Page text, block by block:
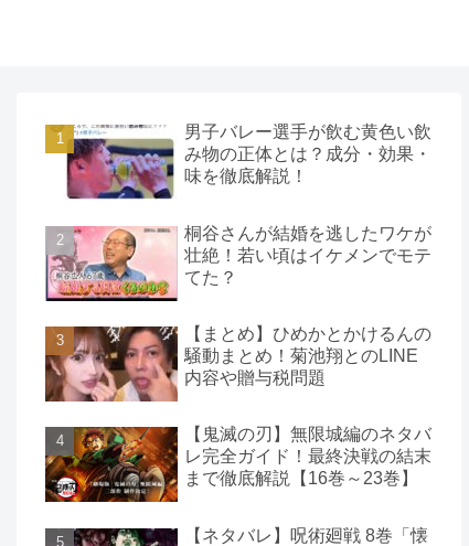
男子バレー選手が飲む黄色い飲
み物の正体とは？成分・効果・
味を徹底解説！
桐谷さんが結婚を逃したワケが
壮絶！若い頃はイケメンでモテ
てた？
【まとめ】ひめかとかけるんの
騒動まとめ！菊池翔とのLINE
内容や贈与税問題
【鬼滅の刃】無限城編のネタバ
レ完全ガイド！最終決戦の結末
まで徹底解説【16巻～23巻】
【ネタバレ】呪術廻戦 8巻「懐